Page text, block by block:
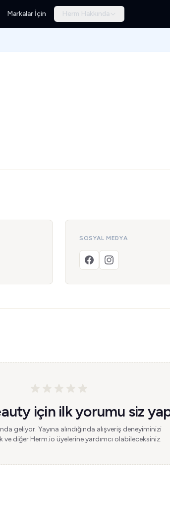
Markalar İçin Herm Hakkında
SOSYAL MEDYA
için ilk yorumu siz
geliyor. Yayına alındığında alışveriş deneyiminizi
ve diğer Herm.io üyelerine yardımcı olabileceksiniz.